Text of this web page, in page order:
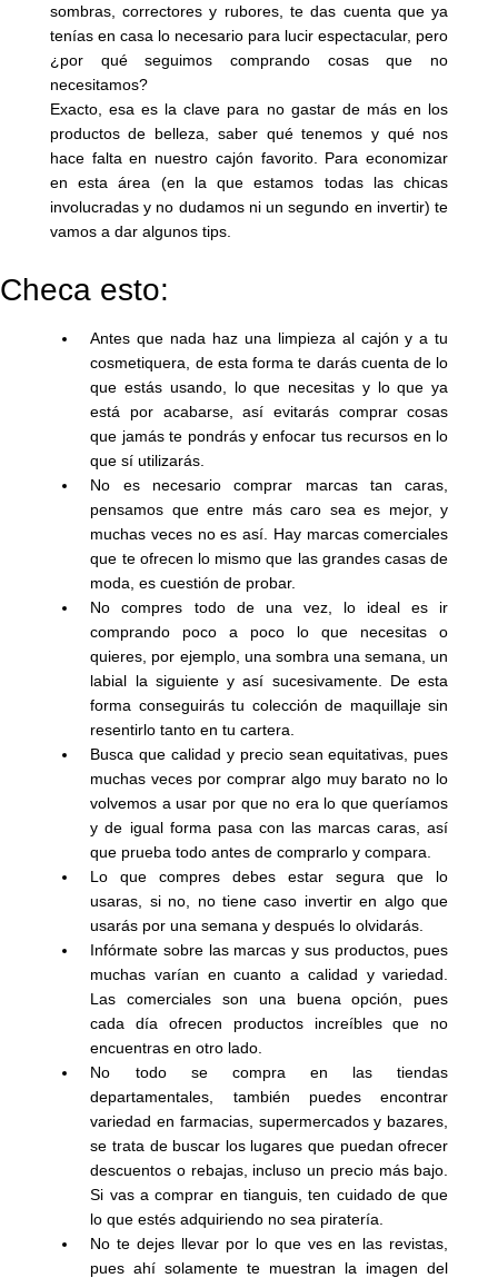
sombras, correctores y rubores, te das cuenta que ya
tenías en casa lo necesario para lucir espectacular, pero
¿por qué seguimos comprando cosas que no
necesitamos?
Exacto, esa es la clave para no gastar de más en los
productos de belleza, saber qué tenemos y qué nos
hace falta en nuestro cajón favorito. Para economizar
en esta área (en la que estamos todas las chicas
involucradas y no dudamos ni un segundo en invertir) te
vamos a dar algunos tips.
Checa esto:
Antes que nada haz una limpieza al cajón y a tu
cosmetiquera, de esta forma te darás cuenta de lo
que estás usando, lo que necesitas y lo que ya
está por acabarse, así evitarás comprar cosas
que jamás te pondrás y enfocar tus recursos en lo
que sí utilizarás.
No es necesario comprar marcas tan caras,
pensamos que entre más caro sea es mejor, y
muchas veces no es así. Hay marcas comerciales
que te ofrecen lo mismo que las grandes casas de
moda, es cuestión de probar.
No compres todo de una vez, lo ideal es ir
comprando poco a poco lo que necesitas o
quieres, por ejemplo, una sombra una semana, un
labial la siguiente y así sucesivamente. De esta
forma conseguirás tu colección de maquillaje sin
resentirlo tanto en tu cartera.
Busca que calidad y precio sean equitativas, pues
muchas veces por comprar algo muy barato no lo
volvemos a usar por que no era lo que queríamos
y de igual forma pasa con las marcas caras, así
que prueba todo antes de comprarlo y compara.
Lo que compres debes estar segura que lo
usaras, si no, no tiene caso invertir en algo que
usarás por una semana y después lo olvidarás.
Infórmate sobre las marcas y sus productos, pues
muchas varían en cuanto a calidad y variedad.
Las comerciales son una buena opción, pues
cada día ofrecen productos increíbles que no
encuentras en otro lado.
No todo se compra en las tiendas
departamentales, también puedes encontrar
variedad en farmacias, supermercados y bazares,
se trata de buscar los lugares que puedan ofrecer
descuentos o rebajas, incluso un precio más bajo.
Si vas a comprar en tianguis, ten cuidado de que
lo que estés adquiriendo no sea piratería.
No te dejes llevar por lo que ves en las revistas,
pues ahí solamente te muestran la imagen del